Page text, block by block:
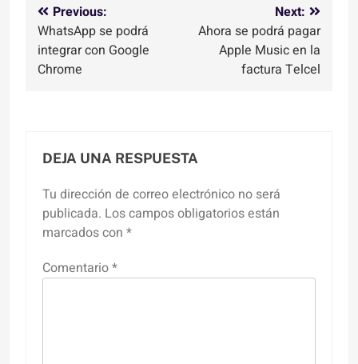
Navegación
de
entradas
Previous:
WhatsApp se podrá
integrar con Google
Chrome
Next:
Ahora se podrá pagar
Apple Music en la
factura Telcel
DEJA UNA RESPUESTA
Tu dirección de correo electrónico no será
publicada. Los campos obligatorios están
marcados con *
Comentario*